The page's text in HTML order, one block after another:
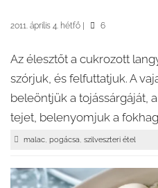
2011. április 4. hétfő 6
Az élesztőt a cukrozott
szórjuk, és felfuttatjuk. A
beleöntjük a tojássárgáját,
tejet, belenyomjuk a
malac, pogácsa, szilveszteri étel